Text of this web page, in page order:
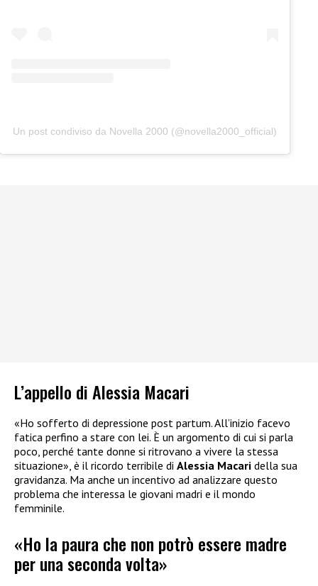
Un post condiviso da Novella 2000 (@novella2000_official)
L’appello di Alessia Macari
«Ho sofferto di depressione post partum. All’inizio facevo
fatica perfino a stare con lei. È un argomento di cui si parla
poco, perché tante donne si ritrovano a vivere la stessa
situazione», è il ricordo terribile di Alessia Macari della sua
gravidanza. Ma anche un incentivo ad analizzare questo
problema che interessa le giovani madri e il mondo
femminile.
«Ho la paura che non potrò essere madre
per una seconda volta»